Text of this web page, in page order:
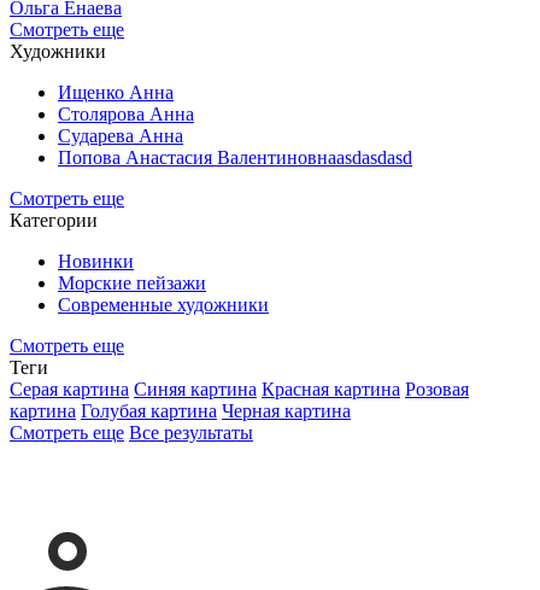
Ольга Енаева
Смотреть еще
Художники
Ищенко Анна
Столярова Анна
Сударева Анна
Попова Анастасия Валентиновнаasdasdasd
Смотреть еще
Категории
Новинки
Морские пейзажи
Современные художники
Смотреть еще
Теги
Серая картина Синяя картина Красная картина Розовая
картина Голубая картина Черная картина
Смотреть еще Все результаты